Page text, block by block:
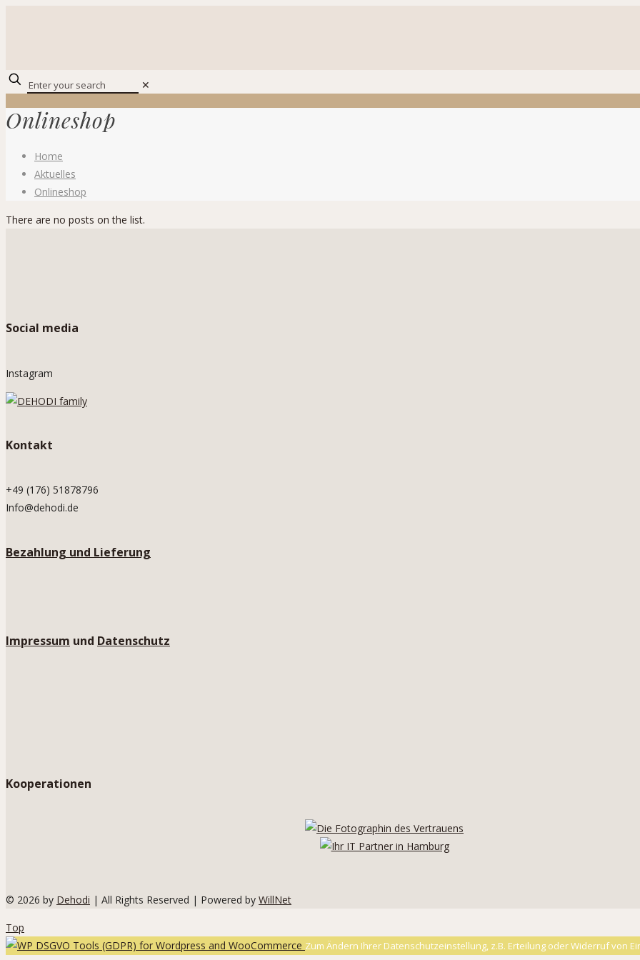
✕
Onlineshop
Home
Aktuelles
Onlineshop
There are no posts on the list.
Social media
Instagram
Kontakt
+49 (176) 51878796
Info@dehodi.de
Bezahlung und Lieferung
Impressum und Datenschutz
Kooperationen
© 2026 by Dehodi | All Rights Reserved | Powered by WillNet
Top
Zum Ändern Ihrer Datenschutzeinstellung, z.B. Erteilung oder Widerruf von